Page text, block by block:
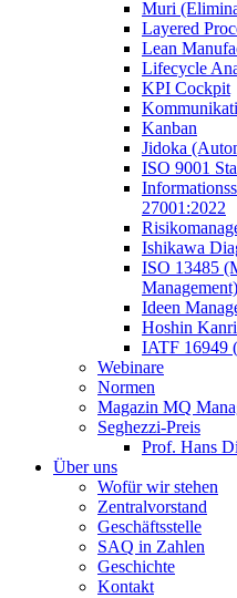
Muri
Layered
Lean
Lifecycle
KPI Cockpit
Kanban
Jidoka
ISO 9001
27001:2022
Ishikawa
ISO 13485
Management)
Ideen
Hoshin
IATF 16949
Webinare
Normen
Magazin MQ
Seghezzi-Preis
Prof. Hans
Über uns
Wofür wir stehen
Zentralvorstand
Geschäftsstelle
SAQ in Zahlen
Geschichte
Kontakt